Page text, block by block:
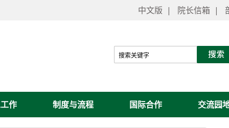
中文版 | 院长信箱 |
作 制度与流程 国际合作 交流园